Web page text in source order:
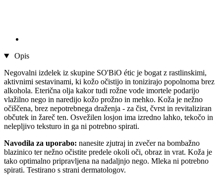
Opis
Negovalni izdelek iz skupine SO'BiO étic je bogat z rastlinskimi,
aktivnimi sestavinami, ki kožo očistijo in tonizirajo popolnoma brez
alkohola. Eterična olja kakor tudi rožne vode imortele podarijo
vlažilno nego in naredijo kožo prožno in mehko. Koža je nežno
očiščena, brez nepotrebnega draženja - za čist, čvrst in revitaliziran
občutek in žareč ten. Osvežilen losjon ima izredno lahko, tekočo in
nelepljivo teksturo in ga ni potrebno spirati.
Navodila za uporabo: nanesite zjutraj in zvečer na bombažno
blazinico ter nežno očistite predele okoli oči, obraz in vrat. Koža je
tako optimalno pripravljena na nadaljnjo nego. Mleka ni potrebno
spirati. Testirano s strani dermatologov.